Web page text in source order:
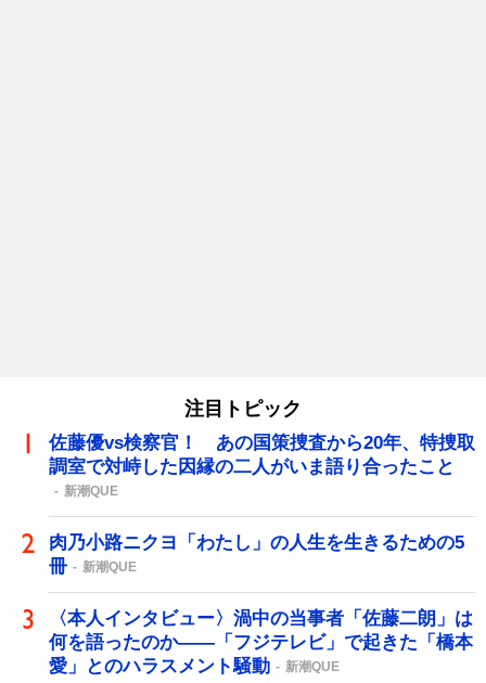
注目トピック
佐藤優vs検察官！ あの国策捜査から20年、特捜取
調室で対峙した因縁の二人がいま語り合ったこと
新潮QUE
肉乃小路ニクヨ「わたし」の人生を生きるための5
冊
新潮QUE
〈本人インタビュー〉渦中の当事者「佐藤二朗」は
何を語ったのか――「フジテレビ」で起きた「橋本
愛」とのハラスメント騒動
新潮QUE